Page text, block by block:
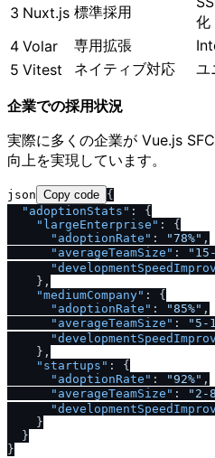
3 Nuxt.js 標準採用
化
4 Volar 専用拡張
5 Vitest ネイティブ対応 ユ
企業での採用状況
実際に多くの企業が Vue.js
向上を実現しています。
json Copy code {
"adoptionStats" :
{
"largeEnterprise" :
{
"adoptionRate" : "78%" ,
"averageTeamSize" :
} ,
"mediumCompany" :
{
"adoptionRate" : "85%" ,
"averageTeamSize" : "5-
} ,
"startups" :
{
"adoptionRate" : "92%" ,
"averageTeamSize" : "2-
}
}
}